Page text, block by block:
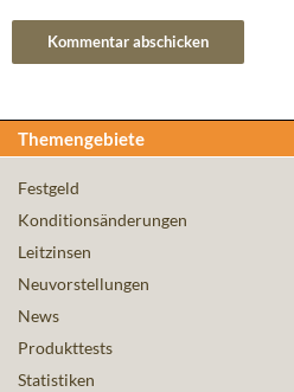
Themengebiete
Festgeld
Konditionsänderungen
Leitzinsen
Neuvorstellungen
News
Produkttests
Statistiken